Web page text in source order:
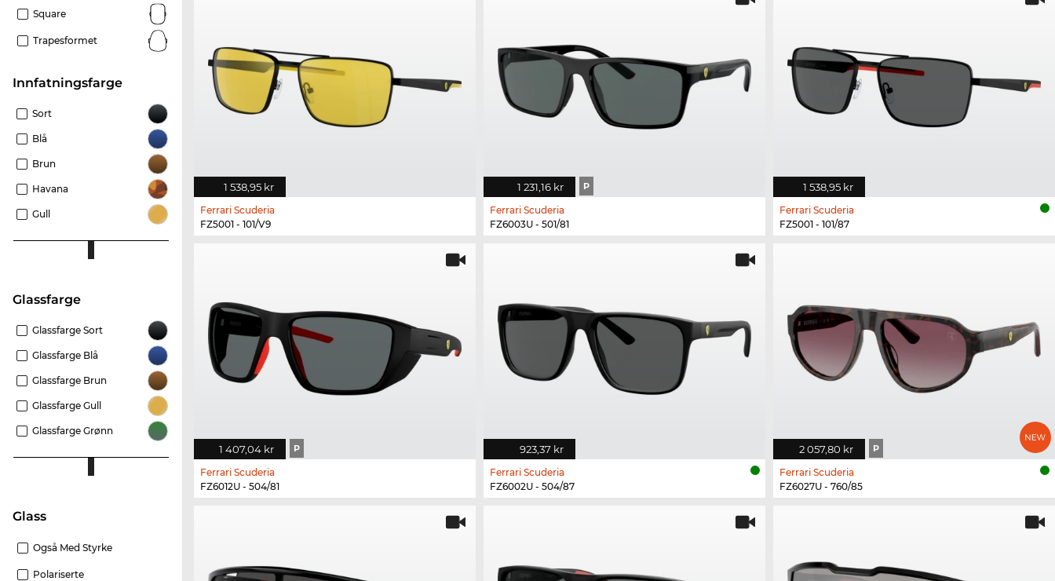
Square
Trapesformet
Innfatningsfarge
Sort
Blå
Brun
Havana
Gull
Glassfarge
Glassfarge Sort
Glassfarge Blå
Glassfarge Brun
Glassfarge Gull
Glassfarge Grønn
glass
Også Med Styrke
Polariserte
1 538,95 kr
Ferrari Scuderia
FZ5001 - 101/V9
1 231,16 kr P
Ferrari Scuderia
FZ6003U - 501/81
1 538,95 kr
Ferrari Scuderia
FZ5001 - 101/87
1 407,04 kr P
Ferrari Scuderia
FZ6012U - 504/81
923,37 kr
Ferrari Scuderia
FZ6002U - 504/87
2 057,80 kr P
Ferrari Scuderia
FZ6027U - 760/85